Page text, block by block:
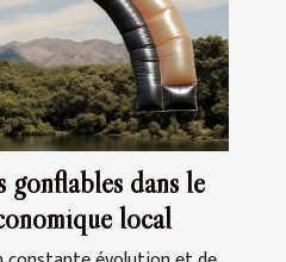
gonflables dans le
local